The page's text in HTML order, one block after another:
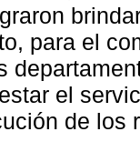
para el
el
de los